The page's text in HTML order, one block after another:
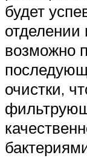
будет
отделении
возможно
очистки,